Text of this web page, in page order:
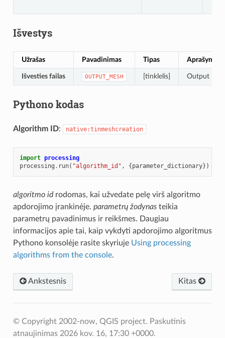
Išvestys
Užrašas Pavadinimas Tipas Aprašymas
Išvesties failas OUTPUT_MESH [tinklelis] Output
Pythono kodas
Algorithm ID: native:tinmeshcreation
import processing
processing . run( "algorithm_id" , {parameter_dictionary})
algoritmo idrodomas, kai užvedate pelę virš algoritmo
apdorojimo įrankinėje. parametrų žodynasteikia
parametrų pavadinimus ir reikšmes. Daugiau
informacijos apie tai, kaip vykdyti apdorojimo algoritmus
Pythono konsolėje rasite skyriuje Using processing
algorithms from the console.
Ankstesnis Kitas
© Copyright 2002-now, QGIS project. Paskutinis
atnaujinimas 2026 kov. 16, 17:30 +0000.